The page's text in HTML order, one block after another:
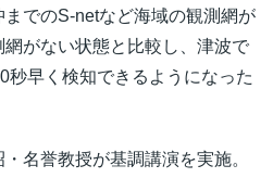
でのS-netなど海域の観測網が
がない状態と比較し、津波で
秒早く検知できるようになった
名誉教授が基調講演を実施。